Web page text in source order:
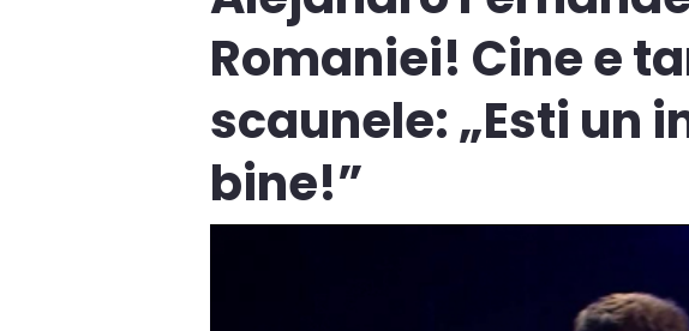
Romaniei! Cine e
scaunele: „Esti un
bine!”